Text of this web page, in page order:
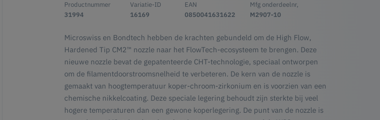
Productnummer
31994
Variatie-ID
16169
EAN
0850041631622
Mfg onderdeelnr,
M2907-10
Microswiss en Bondtech hebben de krachten gebundeld om de High Flow,
Hardened Tip CM2™ nozzle naar het FlowTech-ecosysteem te brengen. Deze
nieuwe nozzle bevat de gepatenteerde CHT-technologie, speciaal ontworpen
om de filamentdoorstroomsnelheid te verbeteren. De kern van de nozzle is
gemaakt van hoogtemperatuur koper-chroom-zirkonium en is voorzien van een
chemische nikkelcoating. Deze speciale legering behoudt zijn sterkte bij veel
hogere temperaturen dan een gewone koperlegering. De punt van de nozzle is